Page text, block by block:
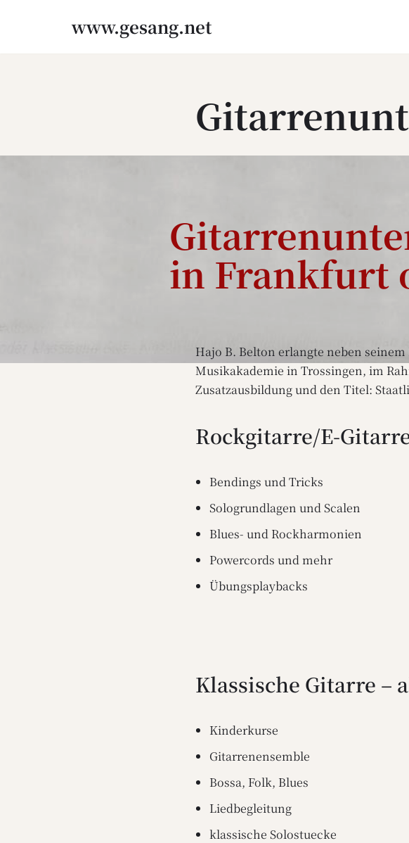
www.gesang.net
in Frankfurt
Hajo B. Belton erlangte neben
Musikakademie in Trossingen, im
Zusatzausbildung und den Titel:
Rockgitarre/E-
Bendings und Tricks
Sologrundlagen und Scalen
Blues- und Rockharmonien
Powercords und mehr
Übungsplaybacks
Klassische Gitarre –
Kinderkurse
Gitarrenensemble
Bossa, Folk, Blues
Liedbegleitung
klassische Solostuecke